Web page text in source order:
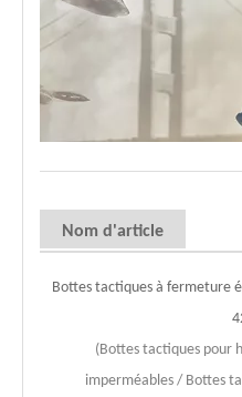
Nom d'article
Bottes tactiques à fermeture
(Bottes tactiques pour
imperméables / Bottes